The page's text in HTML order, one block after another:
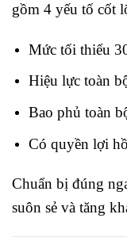
gồm 4 yếu tố cốt
Mức tối thiểu
Hiệu lực toàn
Bao phủ toàn
Có quyền lợi
Chuẩn bị đúng
suôn sẻ và tăng